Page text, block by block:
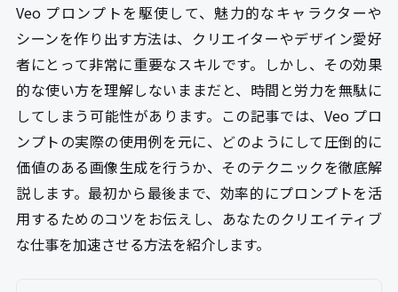
Veo プロンプトを駆使して、魅力的なキャラクターや
シーンを作り出す方法は、クリエイターやデザイン愛好
者にとって非常に重要なスキルです。しかし、その効果
的な使い方を理解しないままだと、時間と労力を無駄に
してしまう可能性があります。この記事では、Veo プロ
ンプトの実際の使用例を元に、どのようにして圧倒的に
価値のある画像生成を行うか、そのテクニックを徹底解
説します。最初から最後まで、効率的にプロンプトを活
用するためのコツをお伝えし、あなたのクリエイティブ
な仕事を加速させる方法を紹介します。